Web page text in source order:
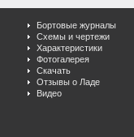
Бортовые журналы
Схемы и чертежи
Характеристики
Фотогалерея
Скачать
Отзывы о Ладе
Видео